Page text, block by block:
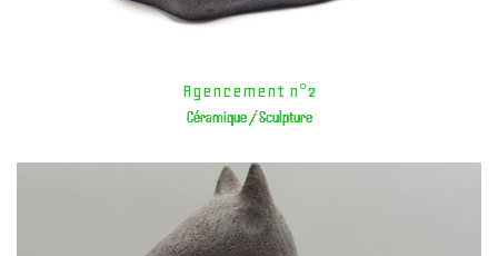
Agencement n°2
Céramique / Sculpture